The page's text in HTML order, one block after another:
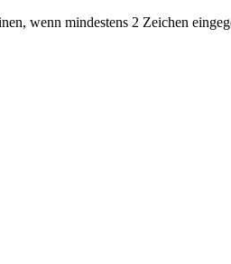
wenn mindestens 2 Zeichen